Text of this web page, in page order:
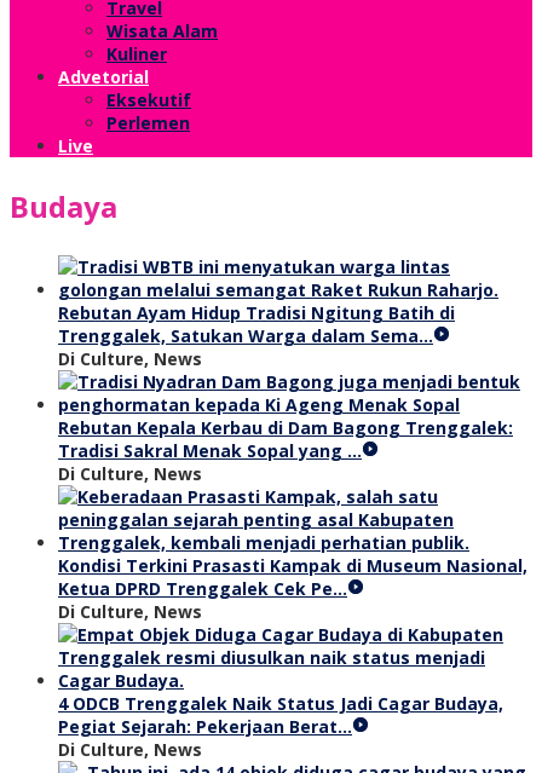
Travel
Wisata Alam
Kuliner
Advetorial
Eksekutif
Perlemen
Live
Budaya
Rebutan Ayam Hidup Tradisi Ngitung Batih di
Trenggalek, Satukan Warga dalam Sema…
Di Culture, News
Rebutan Kepala Kerbau di Dam Bagong Trenggalek:
Tradisi Sakral Menak Sopal yang …
Di Culture, News
Kondisi Terkini Prasasti Kampak di Museum Nasional,
Ketua DPRD Trenggalek Cek Pe…
Di Culture, News
4 ODCB Trenggalek Naik Status Jadi Cagar Budaya,
Pegiat Sejarah: Pekerjaan Berat…
Di Culture, News